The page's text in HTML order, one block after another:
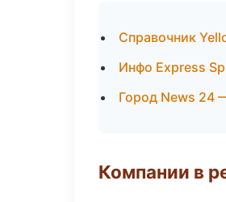
Справочник
Инфо Express
Город News 24
Компании в